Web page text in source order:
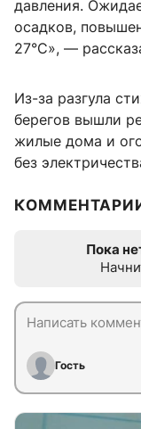
давления.
осадков,
27°С», —
Из-за разгула
берегов вышли
жилые дома и
без
Пока
Гость